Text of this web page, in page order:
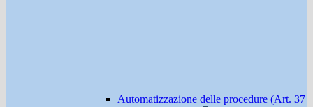
Automatizzazione delle procedure (Art. 37